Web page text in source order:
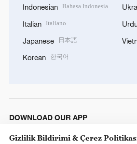
Indonesian Bahasa Indonesia
Italian Italiano
Japanese 日本語
Korean 한국어
DOWNLOAD OUR APP
Gizlilik Bildirimi & Çerez